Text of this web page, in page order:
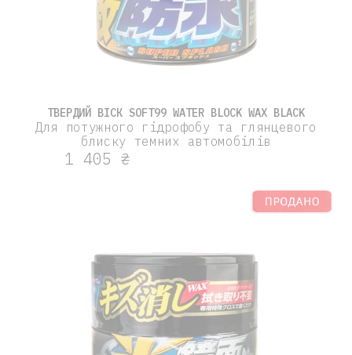
ТВЕРДИЙ ВІСК SOFT99 WATER BLOCK WAX BLACK
Для потужного гідрофобу та глянцевого
блиску темних автомобілів
1 405 ₴